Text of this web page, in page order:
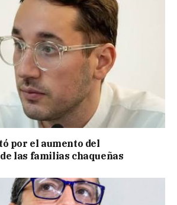
por el aumento del
las familias chaqueñas